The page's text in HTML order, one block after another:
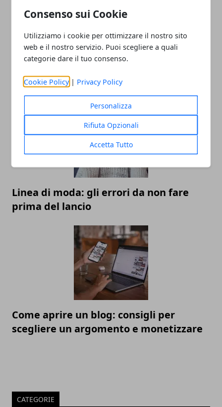
Consenso sui Cookie
Utilizziamo i cookie per ottimizzare il nostro sito
web e il nostro servizio. Puoi scegliere a quali
categorie dare il tuo consenso.
Cookie Policy | Privacy Policy
Personalizza
Rifiuta Opzionali
Accetta Tutto
il concetto di proprietà dei veicoli
Linea di moda: gli errori da non fare
prima del lancio
Come aprire un blog: consigli per
scegliere un argomento e monetizzare
CATEGORIE